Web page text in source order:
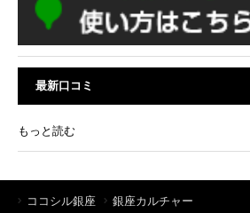
最新口コミ
もっと読む
ココシル銀座
銀座カルチャー